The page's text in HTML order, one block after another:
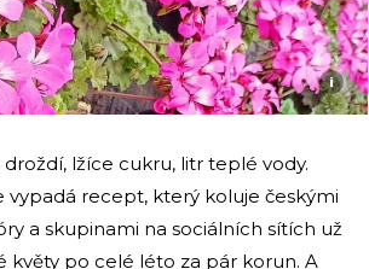
i
lžíce cukru, litr teplé vody.
vypadá recept, který koluje českými
a skupinami na sociálních sítích už
květy po celé léto za pár korun. A